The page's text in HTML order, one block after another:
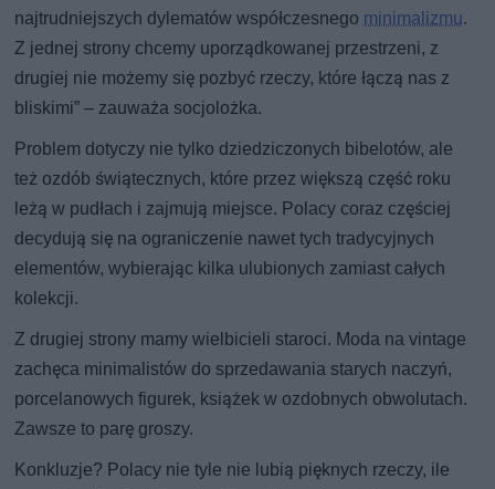
najtrudniejszych dylematów współczesnego minimalizmu.
Z jednej strony chcemy uporządkowanej przestrzeni, z
drugiej nie możemy się pozbyć rzeczy, które łączą nas z
bliskimi” – zauważa socjolożka.
Problem dotyczy nie tylko dziedziczonych bibelotów, ale
też ozdób świątecznych, które przez większą część roku
leżą w pudłach i zajmują miejsce. Polacy coraz częściej
decydują się na ograniczenie nawet tych tradycyjnych
elementów, wybierając kilka ulubionych zamiast całych
kolekcji.
Z drugiej strony mamy wielbicieli staroci. Moda na vintage
zachęca minimalistów do sprzedawania starych naczyń,
porcelanowych figurek, książek w ozdobnych obwolutach.
Zawsze to parę groszy.
Konkluzje? Polacy nie tyle nie lubią pięknych rzeczy, ile